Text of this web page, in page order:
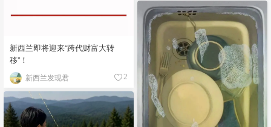
新西兰即将迎来“跨代财富大转
移”！
新西兰发现君 2